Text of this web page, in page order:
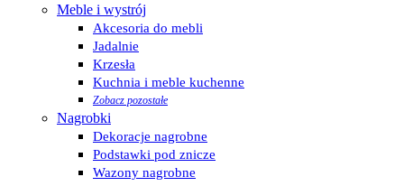
Meble i wystrój
Akcesoria do mebli
Jadalnie
Krzesła
Kuchnia i meble kuchenne
Zobacz pozostałe
Nagrobki
Dekoracje nagrobne
Podstawki pod znicze
Wazony nagrobne